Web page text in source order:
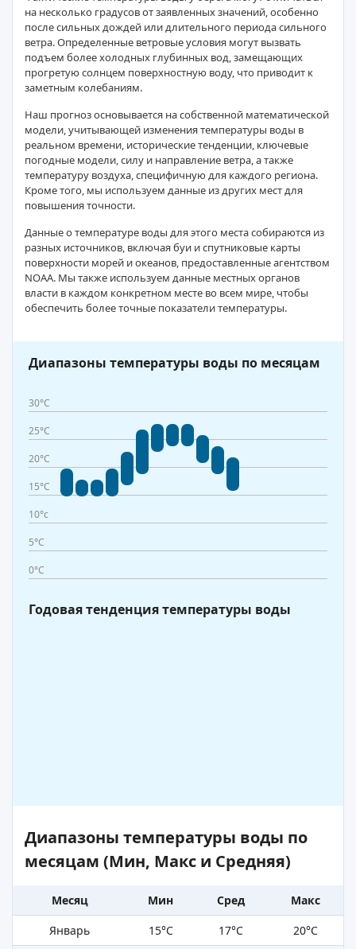
на несколько градусов от заявленных значений, особенно
после сильных дождей или длительного периода сильного
ветра. Определенные ветровые условия могут вызвать
подъем более холодных глубинных вод, замещающих
прогретую солнцем поверхностную воду, что приводит к
заметным колебаниям.
Наш прогноз основывается на собственной математической
модели, учитывающей изменения температуры воды в
реальном времени, исторические тенденции, ключевые
погодные модели, силу и направление ветра, а также
температуру воздуха, специфичную для каждого региона.
Кроме того, мы используем данные из других мест для
повышения точности.
Данные о температуре воды для этого места собираются из
разных источников, включая буи и спутниковые карты
поверхности морей и океанов, предоставленные агентством
NOAA. Мы также используем данные местных органов
власти в каждом конкретном месте во всем мире, чтобы
обеспечить более точные показатели температуры.
Диапазоны температуры воды по месяцам
30°C
25°C
20°C
15°C
10°c
5°C
0°C
Годовая тенденция температуры воды
Диапазоны температуры воды по
месяцам (Мин, Макс и Средняя)
Месяц Мин Сред
Макс
Январь
15°C 17°C
20°C